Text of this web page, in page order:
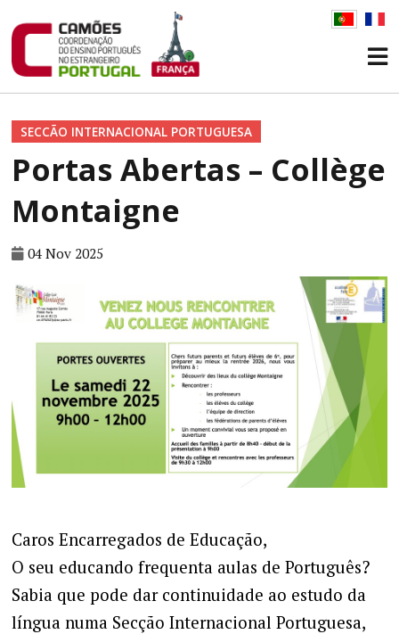
SECCÃO INTERNACIONAL PORTUGUESA
Portas Abertas – Collège
Montaigne
04 Nov 2025
Caros Encarregados de Educação,
O seu educando frequenta aulas de Português?
Sabia que pode dar continuidade ao estudo da
língua numa Secção Internacional Portuguesa,